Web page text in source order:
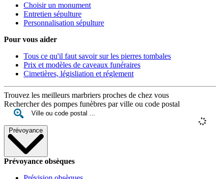
Choisir un monument
Entretien sépulture
Personnalisation sépulture
Pour vous aider
Tous ce qu'il faut savoir sur les pierres tombales
Prix et modèles de caveaux funéraires
Cimetières, législiation et réglement
Trouvez les meilleurs marbriers proches de chez vous
Rechercher des pompes funèbres par ville ou code postal
Prévoyance
Prévoyance obsèques